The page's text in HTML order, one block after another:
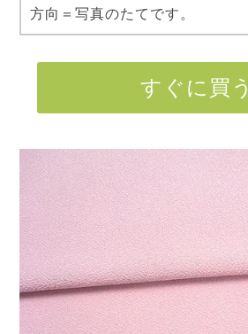
方向＝写真のたてです。
すぐに買う